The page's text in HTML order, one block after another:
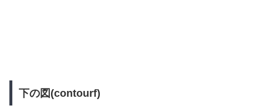
下の図(contourf)